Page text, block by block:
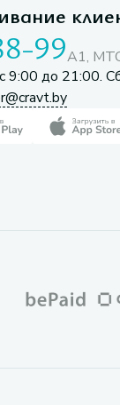
99A1,
9:00 до 21:00.